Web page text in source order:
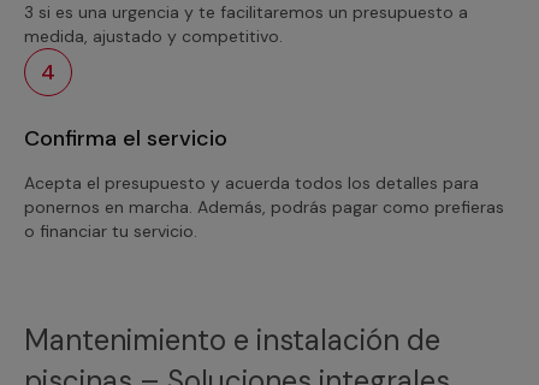
3 si es una urgencia y te facilitaremos un presupuesto a
medida, ajustado y competitivo.
4
Confirma el servicio
Acepta el presupuesto y acuerda todos los detalles para
ponernos en marcha. Además, podrás pagar como prefieras
o financiar tu servicio.
Mantenimiento e instalación de